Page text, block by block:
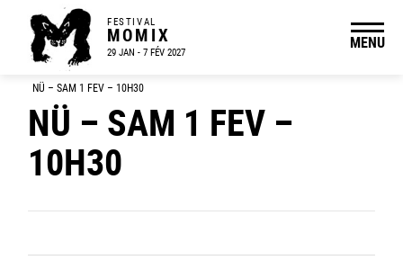
FESTIVAL
MOMIX
29 JAN - 7 FÉV 2027
MENU
NÜ – SAM 1 FEV – 10H30
NÜ – SAM 1 FEV –
10H30